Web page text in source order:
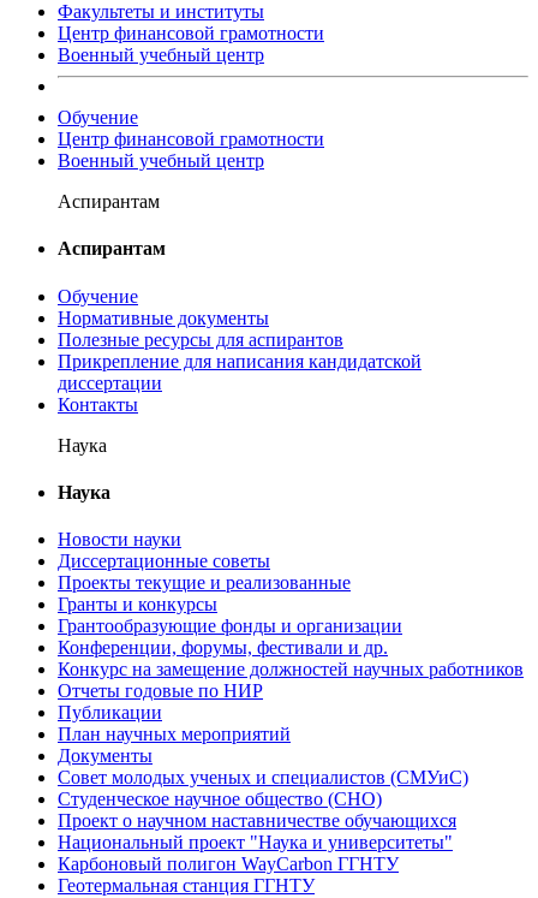
Факультеты и институты
Центр финансовой грамотности
Военный учебный центр
Обучение
Центр финансовой грамотности
Военный учебный центр
Аспирантам
Аспирантам
Обучение
Нормативные документы
Полезные ресурсы для аспирантов
Прикрепление для написания кандидатской
диссертации
Контакты
Наука
Наука
Новости науки
Диссертационные советы
Проекты текущие и реализованные
Гранты и конкурсы
Грантообразующие фонды и организации
Конференции, форумы, фестивали и др.
Конкурс на замещение должностей научных работников
Отчеты годовые по НИР
Публикации
План научныx мероприятий
Документы
Совет молодых ученых и специалистов (СМУиС)
Студенческое научное общество (СНО)
Проект о научном наставничестве обучающихся
Национальный проект "Наука и университеты"
Карбоновый полигон WayCarbon ГГНТУ
Геотермальная станция ГГНТУ